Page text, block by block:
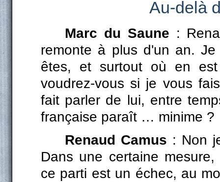
Au-delà
Marc du Saune :
remonte à plus d'un an.
êtes, et surtout où en
voudrez-vous si je vous
fait parler de lui, entre
française paraît … minime ?
Renaud Camus : Non
Dans une certaine
ce parti est un échec, au